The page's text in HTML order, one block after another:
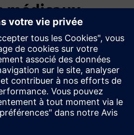
médicaux
MED assure la gestion
médicaux dans les hôpitaux
soins, répond à toutes les
du MPBetreiBV, permet
techniques et juridiques, et
améliorer les soins et la